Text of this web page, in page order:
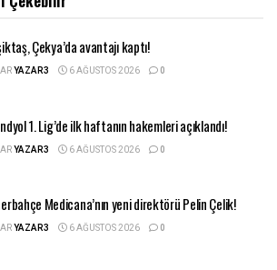
Çekya’da avantajı kaptı!
YAZAR3 6 AĞUSTOS 2026 0
1. Lig’de ilk haftanın hakemleri açıklandı!
YAZAR3 6 AĞUSTOS 2026 0
Medicana’nın yeni direktörü Pelin Çelik!
YAZAR3 6 AĞUSTOS 2026 0